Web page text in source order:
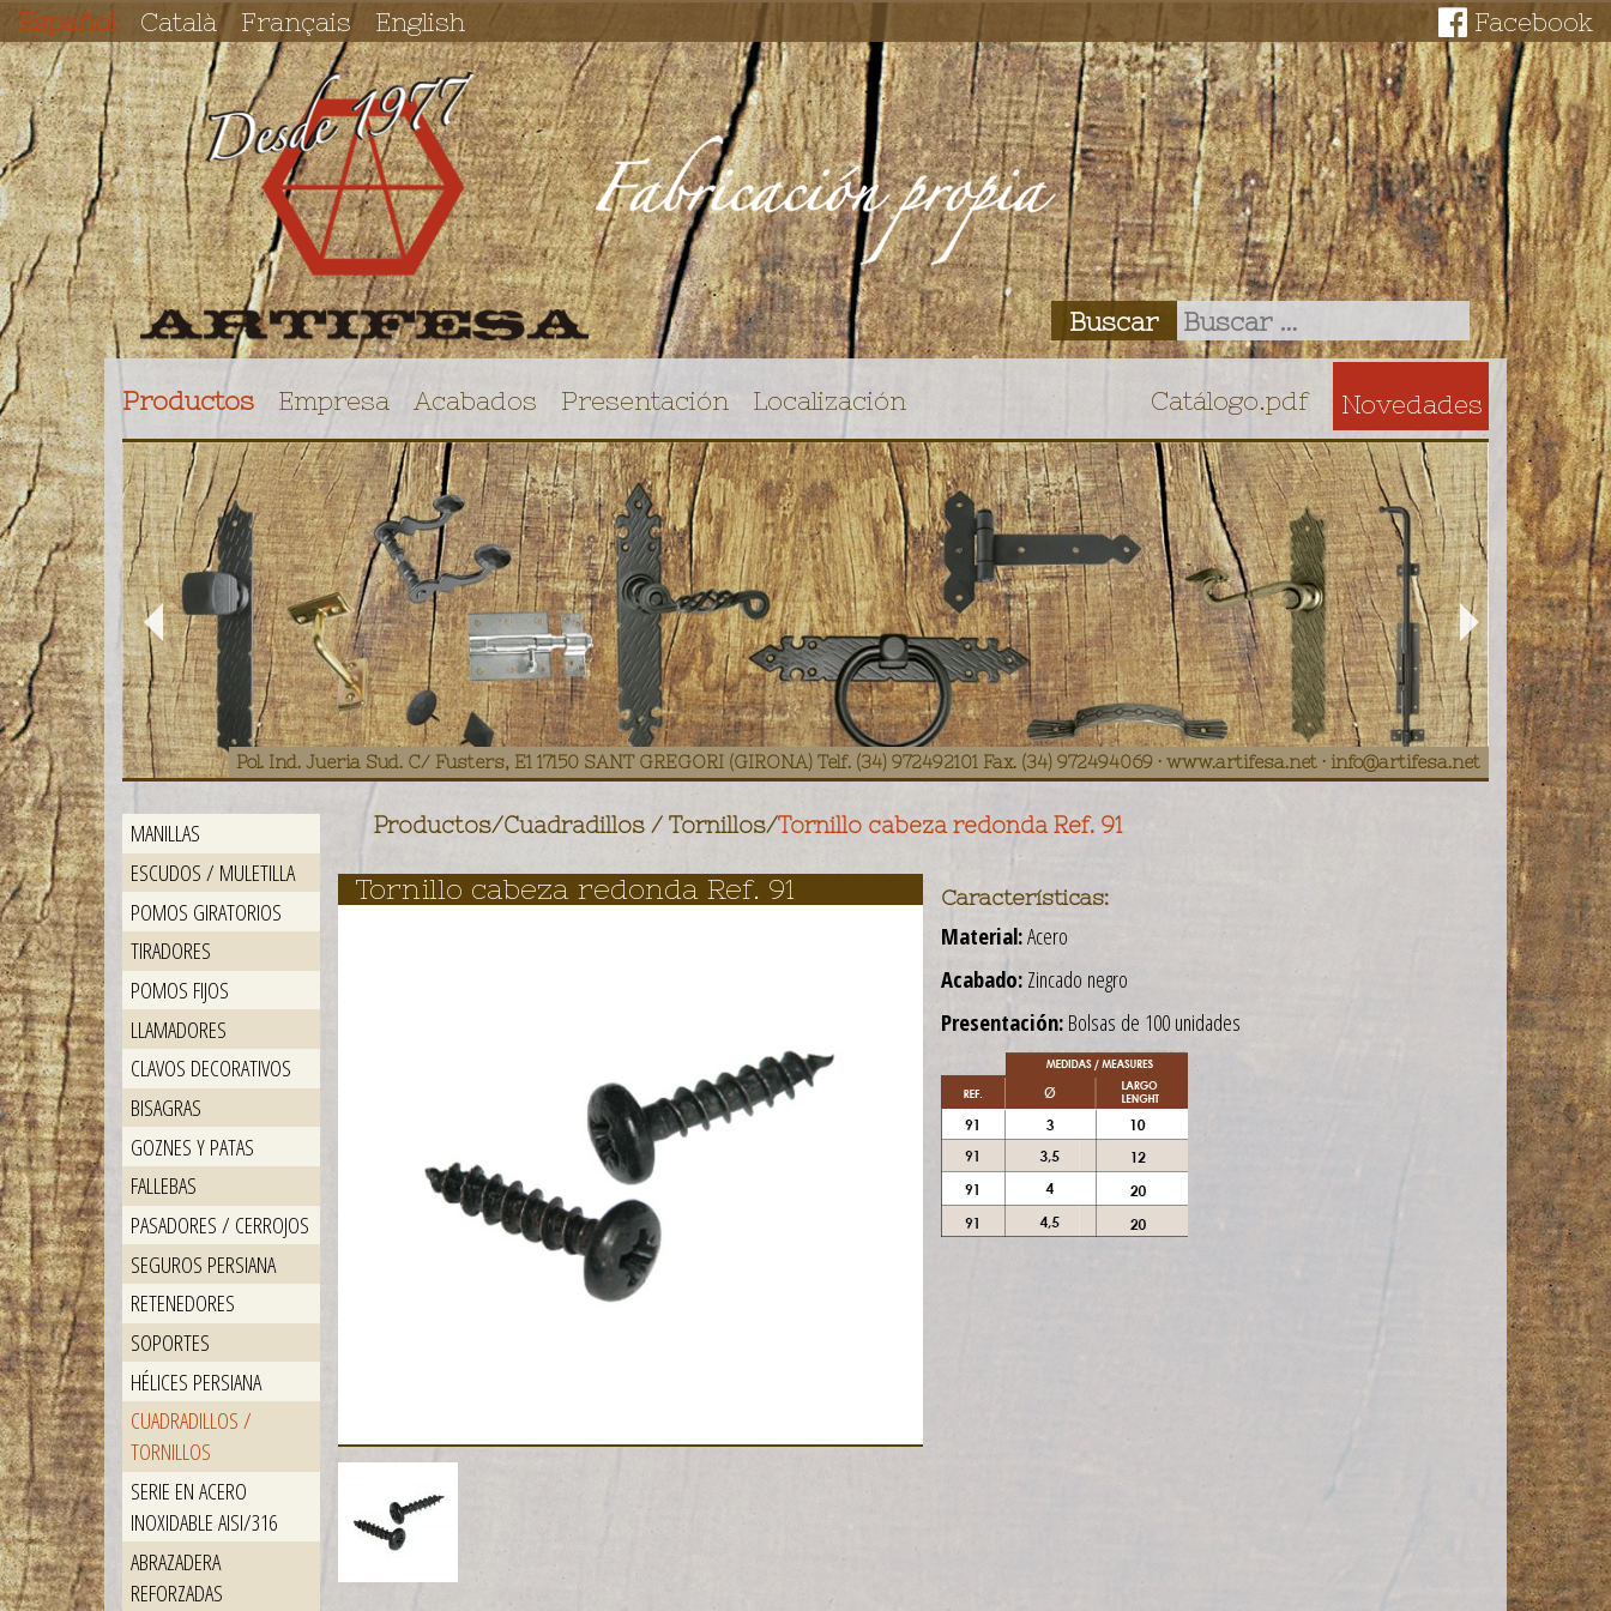
Español Català Français English Facebook
Productos Empresa Acabados Presentación Localización Novedades
Catálogo.pdf
Pol. Ind. Jueria Sud. C/ Fusters, E1 17150 SANT GREGORI (GIRONA) Telf. (34) 972492101 Fax. (34) 972494069 · www.artifesa.net · info@artifesa.net
MANILLAS
ESCUDOS / MULETILLA
POMOS GIRATORIOS
TIRADORES
POMOS FIJOS
LLAMADORES
CLAVOS DECORATIVOS
BISAGRAS
GOZNES Y PATAS
FALLEBAS
PASADORES / CERROJOS
SEGUROS PERSIANA
RETENEDORES
SOPORTES
HÉLICES PERSIANA
CUADRADILLOS /
TORNILLOS
SERIE EN ACERO
INOXIDABLE AISI/316
ABRAZADERA
REFORZADAS
Productos/Cuadradillos / Tornillos/Tornillo cabeza redonda Ref. 91
Tornillo cabeza redonda Ref. 91 Características:
Material:Acero
Acabado:Zincado negro
Presentación:Bolsas de 100 unidades